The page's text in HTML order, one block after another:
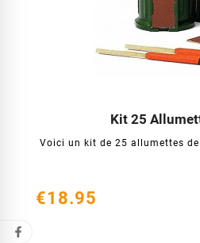
Kit 25
Voici un kit de 25 allumettes de
 
€18.95